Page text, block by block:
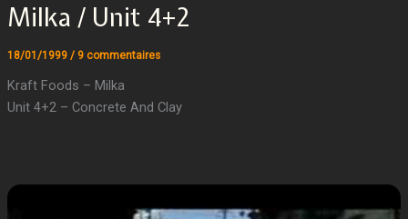
Milka / Unit 4+2
18/01/1999 / 9 commentaires
Kraft Foods – Milka
Unit 4+2 – Concrete And Clay